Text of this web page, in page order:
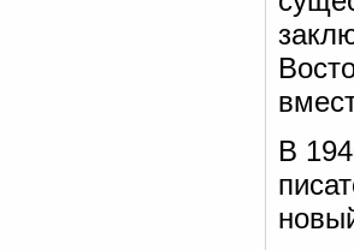
В